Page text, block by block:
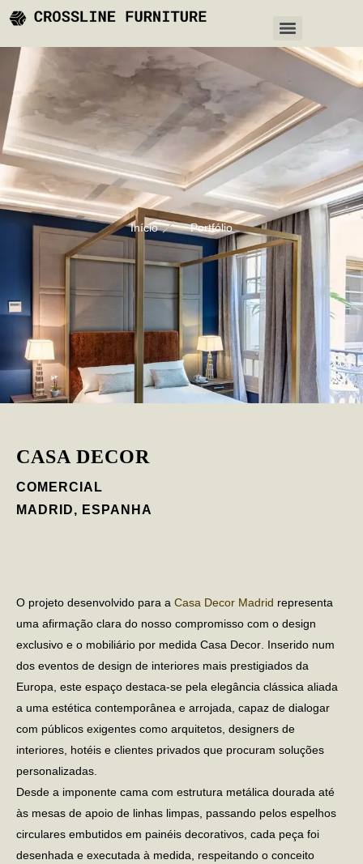
Início Portfólio
CASA DECOR
COMERCIAL
MADRID, ESPANHA
O projeto desenvolvido para a Casa Decor Madrid representa
uma afirmação clara do nosso compromisso com o design
exclusivo e o mobiliário por medida Casa Decor. Inserido num
dos eventos de design de interiores mais prestigiados da
Europa, este espaço destaca-se pela elegância clássica aliada
a uma estética contemporânea e arrojada, capaz de dialogar
com públicos exigentes como arquitetos, designers de
interiores, hotéis e clientes privados que procuram soluções
personalizadas.
Desde a imponente cama com estrutura metálica dourada até
às mesas de apoio de linhas limpas, passando pelos espelhos
circulares embutidos em painéis decorativos, cada peça foi
desenhada e executada à medida, respeitando o conceito